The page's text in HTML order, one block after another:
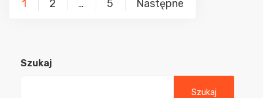
1 2 … 5 Następne
Szukaj
Szukaj